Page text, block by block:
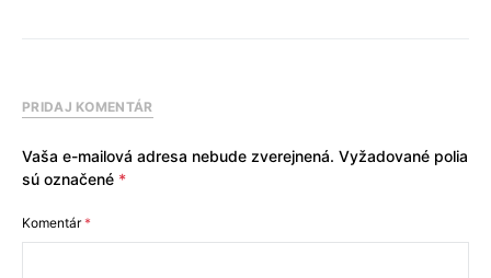
PRIDAJ KOMENTÁR
Vaša e-mailová adresa nebude zverejnená. Vyžadované polia
sú označené *
Komentár*